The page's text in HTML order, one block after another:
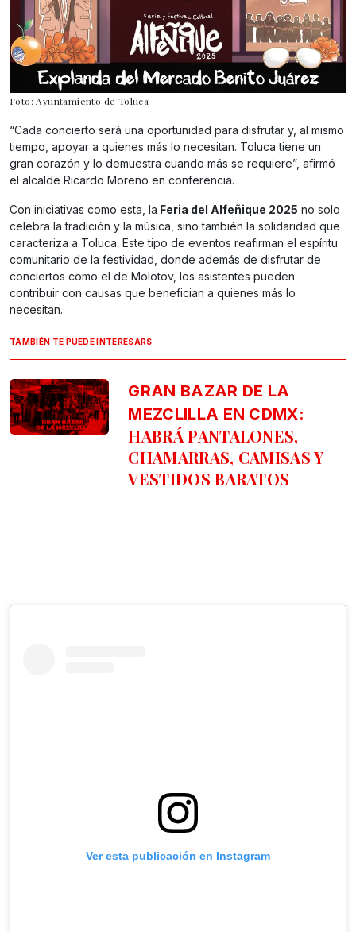
Foto: Ayuntamiento de Toluca
“Cada concierto será una oportunidad para disfrutar y, al mismo
tiempo, apoyar a quienes más lo necesitan. Toluca tiene un
gran corazón y lo demuestra cuando más se requiere”, afirmó
el alcalde Ricardo Moreno en conferencia.
Con iniciativas como esta, la Feria del Alfeñique 2025 no solo
celebra la tradición y la música, sino también la solidaridad que
caracteriza a Toluca. Este tipo de eventos reafirman el espíritu
comunitario de la festividad, donde además de disfrutar de
conciertos como el de Molotov, los asistentes pueden
contribuir con causas que benefician a quienes más lo
necesitan.
TAMBIÉN TE PUEDE INTERESARS
GRAN BAZAR DE LA
MEZCLILLA EN CDMX:
HABRÁ PANTALONES,
CHAMARRAS, CAMISAS Y
VESTIDOS BARATOS
Ver esta publicación en Instagram